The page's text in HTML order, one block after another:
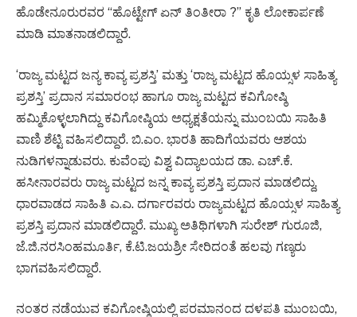
ಹೊಡೇನೂರುರವರ “ಹೊಟ್ಟೇಗ್ ಏನ್ ತಿಂತೀರಾ ?” ಕೃತಿ ಲೋಕಾರ್ಪಣೆ
ಮಾಡಿ ಮಾತನಾಡಲಿದ್ದಾರೆ.
‘ರಾಜ್ಯ ಮಟ್ಟದ ಜನ್ಯ ಕಾವ್ಯ ಪ್ರಶಸ್ತಿ’ ಮತ್ತು ‘ರಾಜ್ಯ ಮಟ್ಟದ ಹೊಯ್ಸಳ ಸಾಹಿತ್ಯ
ಪ್ರಶಸ್ತಿ’ ಪ್ರದಾನ ಸಮಾರಂಭ ಹಾಗೂ ರಾಜ್ಯ ಮಟ್ಟದ ಕವಿಗೋಷ್ಠಿ
ಹಮ್ಮಿಕೊಳ್ಳಲಾಗಿದ್ದು ಕವಿಗೋಷ್ಠಿಯ ಅಧ್ಯಕ್ಷತೆಯನ್ನು ಮುಂಬಯಿ ಸಾಹಿತಿ
ವಾಣಿ ಶೆಟ್ಟಿ ವಹಿಸಲಿದ್ದಾರೆ. ಬಿ.ಎಂ. ಭಾರತಿ ಹಾದಿಗೆಯವರು ಆಶಯ
ನುಡಿಗಳನ್ನಾಡುವರು. ಕುವೆಂಪು ವಿಶ್ವ ವಿದ್ಯಾಲಯದ ಡಾ. ಎಚ್.ಕೆ.
ಹಸೀನಾರವರು ರಾಜ್ಯ ಮಟ್ಟದ ಜನ್ನ ಕಾವ್ಯ ಪ್ರಶಸ್ತಿ ಪ್ರದಾನ ಮಾಡಲಿದ್ದು,
ಧಾರವಾಡದ ಸಾಹಿತಿ ಎ.ಎ. ದರ್ಗಾರವರು ರಾಜ್ಯಮಟ್ಟದ ಹೊಯ್ಸಳ ಸಾಹಿತ್ಯ
ಪ್ರಶಸ್ತಿ ಪ್ರದಾನ ಮಾಡಲಿದ್ದಾರೆ. ಮುಖ್ಯ ಅತಿಥಿಗಳಾಗಿ ಸುರೇಶ್ ಗುರೂಜಿ,
ಜೆ.ಜಿ.ನರಸಿಂಹಮೂರ್ತಿ, ಕೆ.ಟಿ.ಜಯಶ್ರೀ ಸೇರಿದಂತೆ ಹಲವು ಗಣ್ಯರು
ಭಾಗವಹಿಸಲಿದ್ದಾರೆ.
ನಂತರ ನಡೆಯುವ ಕವಿಗೋಷ್ಠಿಯಲ್ಲಿ ಪರಮಾನಂದ ದಳಪತಿ ಮುಂಬಯಿ,